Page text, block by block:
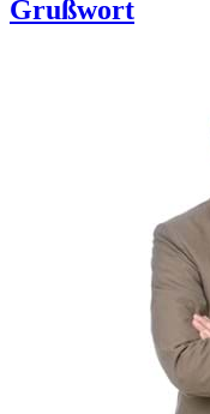
Grußwort